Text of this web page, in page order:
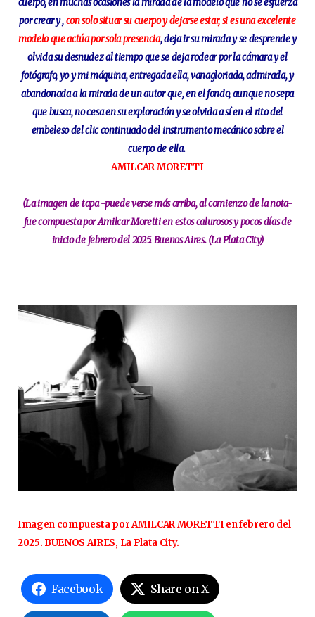
por crear y ,con solo situar su cuerpo y dejarse estar, si es una excelente
modelo que actúa por sola presencia, deja ir su mirada y se desprende y
olvida su desnudez al tiempo que se deja rodear por la cámara y el
fotógrafo, yo y mi máquina, entregada ella, vanagloriada, admirada, y
abandonada a la mirada de un autor que, en el fondo, aunque no sepa
que busca, no cesa en su exploración y se olvida a sí en el rito del
embeleso del clic continuado del instrumento mecánico sobre el
cuerpo de ella.
AMILCAR MORETTI
(La imagen de tapa -puede verse más arriba, al comienzo de la nota-
fue compuesta por Amilcar Moretti en estos calurosos y pocos días de
inicio de febrero del 2025. Buenos Aires. (La Plata City)
Imagen compuesta por AMILCAR MORETTI en febrero del
2025. BUENOS AIRES, La Plata City.
Facebook Share on X